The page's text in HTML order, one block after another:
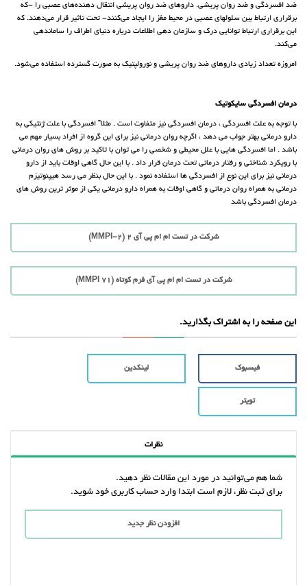
ضد افسردگی و ضد روان پریشی. داروهای ضد روان پریشی انتقال دهنده‌های عصبی را -که
برقراری ارتباط بین سلولهای عصبی در محیط مغز را ایجاد می‌کنند- تحت تاثیر قرار می‌دهند. که
این برقراری ارتباط توانایی درک و سازمان دهی اطلاعات درباره دنیای اطراف را ساماندهی
می‌کند.
امروزه تعداد زیادی داروهای ضد روان پریشی و نورولپتیک به صورت گسترده استفاده می‌شود.
درمان افسردگی سایکوتیک
با توجه به علت افسردگی ، درمان افسردگی نیز متفاوت است . مثلا” افسردگی با علت ژنتیکی به
دارو درمانی بهتر جواب می دهد ، اگرچه روان درمانی نیز برای این گروه از افراد بسیار مهم می
باشد . اما افسردگی هایی با علل محیطی و شخصی را می توان با تاکید بر روش های روان درمانی
با رویکرد شناختی و رفتار درمانی تحت درمان قرار داد . با این حال گاهی اوقات باید از دارو
درمانی نیز برای این نوع از افسردگی ها استفاده نمود . با این حال بنظر می رسد هیپنوتیزم
درمانی به همراه روان درمانی و گاهی اوقات به همراه دارو درمانی یکی از موثر ترین روش های
درمان افسردگی باشد
شرکت در تست ام ام پی آی 2 (MMPI-2)
شرکت در تست ام ام پی آی فرم کوتاه (71 MMPI)
این صفحه را به اشتراک بگذارید.
فیسبوک لینکدین
تویتر
نظرات
شما هم می‌توانید در مورد این مقالات نظر دهید.
برای ثبت نظر، لازم است ابتدا وارد حساب کاربری خود شوید.
افزودن نظر جدید